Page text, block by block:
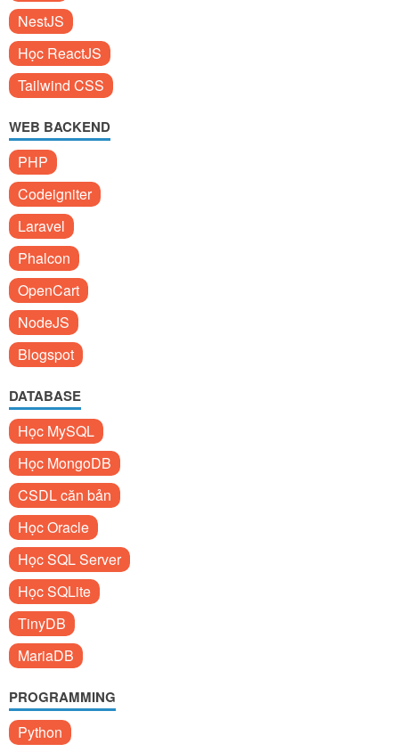
NestJS
Học ReactJS
Tailwind CSS
WEB BACKEND
PHP
Codeigniter
Laravel
Phalcon
OpenCart
NodeJS
Blogspot
DATABASE
Học MySQL
Học MongoDB
CSDL căn bản
Học Oracle
Học SQL Server
Học SQLite
TinyDB
MariaDB
PROGRAMMING
Python